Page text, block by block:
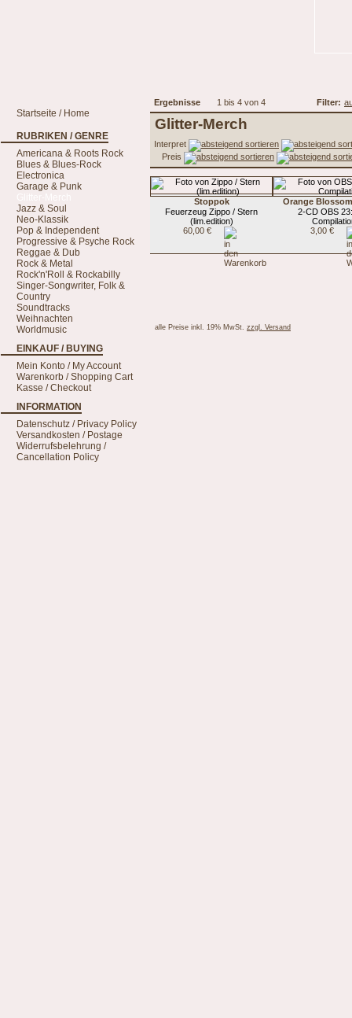
Ergebnisse 1 bis 4 von 4 Filter:
Startseite / Home
RUBRIKEN / GENRE
Americana & Roots Rock
Blues & Blues-Rock
Electronica
Garage & Punk
Jazz & Soul
Neo-Klassik
Pop & Independent
Progressive & Psyche Rock
Reggae & Dub
Rock & Metal
Rock'n'Roll & Rockabilly
Singer-Songwriter, Folk &
Country
Soundtracks
Weihnachten
Worldmusic
EINKAUF / BUYING
Mein Konto / My Account
Warenkorb / Shopping Cart
Kasse / Checkout
INFORMATION
Datenschutz / Privacy Policy
Versandkosten / Postage
Widerrufsbelehrung /
Cancellation Policy
Glitter-Merch
Interpret
Preis
Stoppok
Feuerzeug Zippo / Stern
(lim.edition)
60,00 €
Orange
2-CD OBS
3,00 €
alle Preise inkl. 19% MwSt. zzgl. Versand